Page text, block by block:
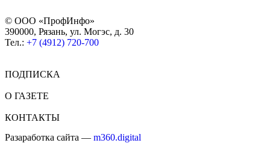
© ООО «ПрофИнфо»
390000, Рязань, ул. Могэс, д. 30
Тел.: +7 (4912) 720-700
ПОДПИСКА
О ГАЗЕТЕ
КОНТАКТЫ
Разаработка сайта — m360.digital